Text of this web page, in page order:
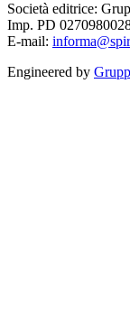
Società editrice:
Imp. PD
E-mail:
Engineered by